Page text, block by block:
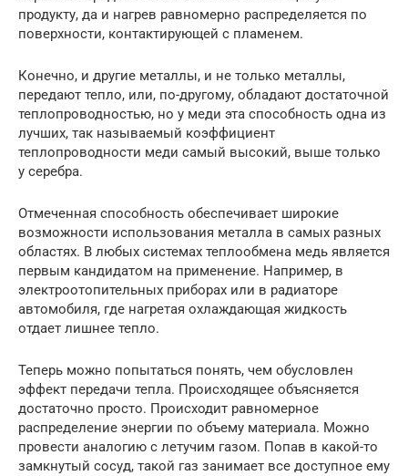
продукту, да и нагрев равномерно распределяется по
поверхности, контактирующей с пламенем.
Конечно, и другие металлы, и не только металлы,
передают тепло, или, по-другому, обладают достаточной
теплопроводностью, но у меди эта способность одна из
лучших, так называемый коэффициент
теплопроводности меди самый высокий, выше только
у серебра.
Отмеченная способность обеспечивает широкие
возможности использования металла в самых разных
областях. В любых системах теплообмена медь является
первым кандидатом на применение. Например, в
электроотопительных приборах или в радиаторе
автомобиля, где нагретая охлаждающая жидкость
отдает лишнее тепло.
Теперь можно попытаться понять, чем обусловлен
эффект передачи тепла. Происходящее объясняется
достаточно просто. Происходит равномерное
распределение энергии по объему материала. Можно
провести аналогию с летучим газом. Попав в какой-то
замкнутый сосуд, такой газ занимает все доступное ему